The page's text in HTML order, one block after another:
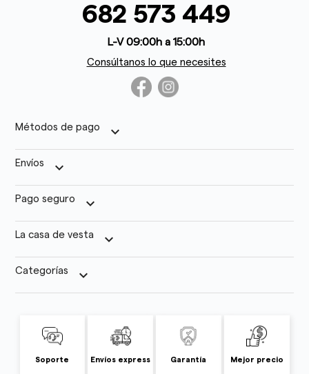
682 573 449
L-V 09:00h a 15:00h
Consúltanos lo que necesites
Métodos de pago keyboard_arrow_down
Envíos keyboard_arrow_down
Pago seguro keyboard_arrow_down
La casa de vesta keyboard_arrow_down
Categorías keyboard_arrow_down
Soporte Envíos express Garantía Mejor precio